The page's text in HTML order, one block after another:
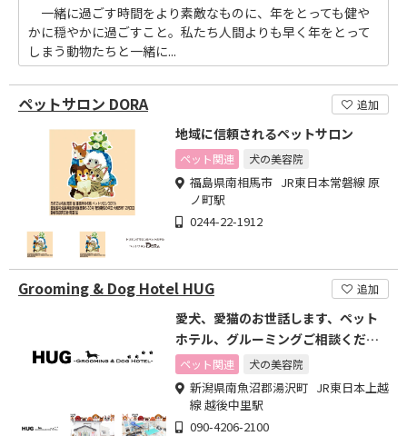
一緒に過ごす時間をより素敵なものに、年をとっても健や
かに穏やかに過ごすこと。私たち人間よりも早く年をとって
しまう動物たちと一緒に...
ペットサロン DORA 追加
地域に信頼されるペットサロン
ペット関連 犬の美容院
福島県南相馬市 JR東日本常磐線 原
ノ町駅
0244-22-1912
Grooming & Dog Hotel HUG 追加
愛犬、愛猫のお世話します、ペット
ホテル、グルーミングご相談くださ
いペット関連 犬の美容院
新潟県南魚沼郡湯沢町 JR東日本上越
線 越後中里駅
090-4206-2100